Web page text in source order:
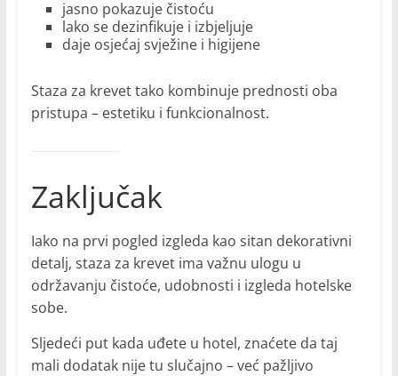
jasno pokazuje čistoću
lako se dezinfikuje i izbjeljuje
daje osjećaj svježine i higijene
Staza za krevet tako kombinuje prednosti oba
pristupa – estetiku i funkcionalnost.
Zaključak
Iako na prvi pogled izgleda kao sitan dekorativni
detalj, staza za krevet ima važnu ulogu u
održavanju čistoće, udobnosti i izgleda hotelske
sobe.
Sljedeći put kada uđete u hotel, znaćete da taj
mali dodatak nije tu slučajno – već pažljivo